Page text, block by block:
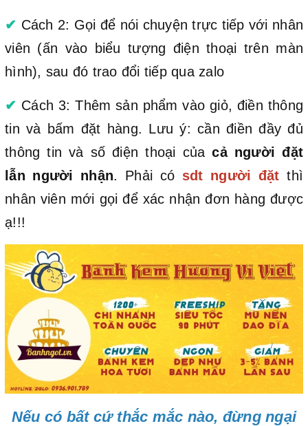
✔ Cách 2: Gọi để nói chuyện trực tiếp với nhân
viên (ấn vào biểu tượng điện thoại trên màn
hình), sau đó trao đổi tiếp qua zalo
✔ Cách 3: Thêm sản phẩm vào giỏ, điền thông
tin và bấm đặt hàng. Lưu ý: cần điền đầy đủ
thông tin và số điện thoại củacả người đặt
lẫn người nhận. Phải có sdt người đặt thì
nhân viên mới gọi để xác nhận đơn hàng được
ạ!!!
Nếu có bất cứ thắc mắc nào, đừng ngại